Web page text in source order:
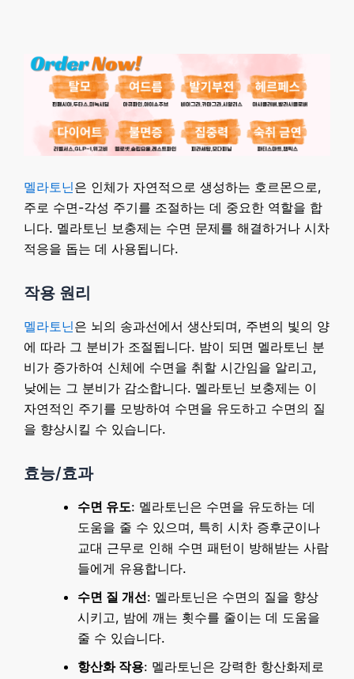
멜라토닌은 인체가 자연적으로 생성하는 호르몬으로,
주로 수면-각성 주기를 조절하는 데 중요한 역할을 합
니다. 멜라토닌 보충제는 수면 문제를 해결하거나 시차
적응을 돕는 데 사용됩니다.
작용 원리
멜라토닌은 뇌의 송과선에서 생산되며, 주변의 빛의 양
에 따라 그 분비가 조절됩니다. 밤이 되면 멜라토닌 분
비가 증가하여 신체에 수면을 취할 시간임을 알리고,
낮에는 그 분비가 감소합니다. 멜라토닌 보충제는 이
자연적인 주기를 모방하여 수면을 유도하고 수면의 질
을 향상시킬 수 있습니다.
효능/효과
수면 유도: 멜라토닌은 수면을 유도하는 데
도움을 줄 수 있으며, 특히 시차 증후군이나
교대 근무로 인해 수면 패턴이 방해받는 사람
들에게 유용합니다.
수면 질 개선: 멜라토닌은 수면의 질을 향상
시키고, 밤에 깨는 횟수를 줄이는 데 도움을
줄 수 있습니다.
항산화 작용: 멜라토닌은 강력한 항산화제로